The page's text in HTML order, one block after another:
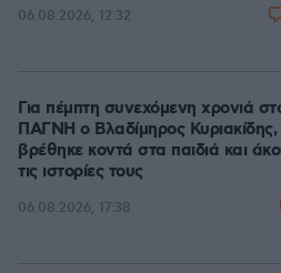
06.08.2026, 12:32
Για πέμπτη συνεχόμενη χρονιά
ΠΑΓΝΗ ο Βλαδίμηρος Κυριακίδης,
βρέθηκε κοντά στα παιδιά και
τις ιστορίες τους
06.08.2026, 17:38